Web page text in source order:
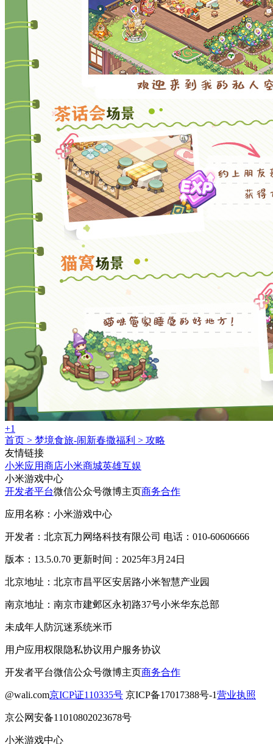
+1
首页 > 梦境食旅-闹新春撒福利 > 攻略
友情链接
小米应用商店小米商城英雄互娱
小米游戏中心
开发者平台微信公众号微博主页商务合作
应用名称：小米游戏中心
开发者：北京瓦力网络科技有限公司 电话：010-60606666
版本：13.5.0.70 更新时间：2025年3月24日
北京地址：北京市昌平区安居路小米智慧产业园
南京地址：南京市建邺区永初路37号小米华东总部
未成年人防沉迷系统米币
用户应用权限隐私协议用户服务协议
开发者平台微信公众号微博主页商务合作
@wali.com京ICP证110335号 京ICP备17017388号-1营业执照
京公网安备11010802023678号
小米游戏中心